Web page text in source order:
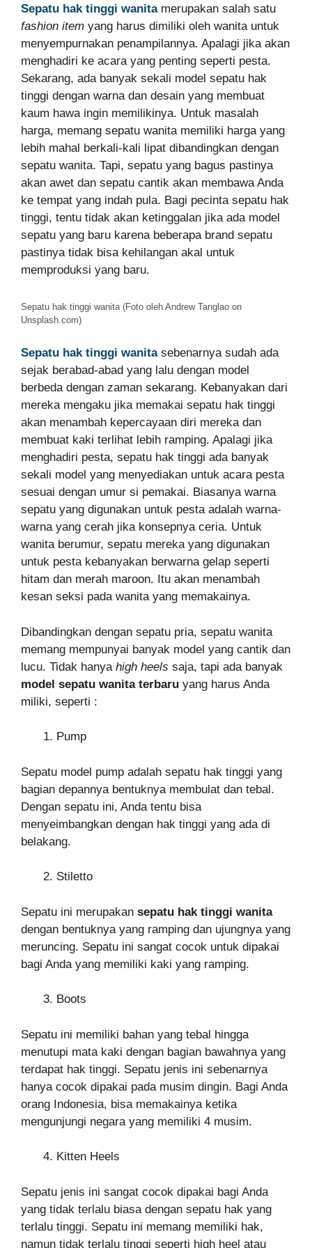
Sepatu hak tinggi wanita merupakan salah satu
fashion item yang harus dimiliki oleh wanita untuk
menyempurnakan penampilannya. Apalagi jika akan
menghadiri ke acara yang penting seperti pesta.
Sekarang, ada banyak sekali model sepatu hak
tinggi dengan warna dan desain yang membuat
kaum hawa ingin memilikinya. Untuk masalah
harga, memang sepatu wanita memiliki harga yang
lebih mahal berkali-kali lipat dibandingkan dengan
sepatu wanita. Tapi, sepatu yang bagus pastinya
akan awet dan sepatu cantik akan membawa Anda
ke tempat yang indah pula. Bagi pecinta sepatu hak
tinggi, tentu tidak akan ketinggalan jika ada model
sepatu yang baru karena beberapa brand sepatu
pastinya tidak bisa kehilangan akal untuk
memproduksi yang baru.
Sepatu hak tinggi wanita (Foto oleh Andrew Tanglao on
Unsplash.com)
Sepatu hak tinggi wanita sebenarnya sudah ada
sejak berabad-abad yang lalu dengan model
berbeda dengan zaman sekarang. Kebanyakan dari
mereka mengaku jika memakai sepatu hak tinggi
akan menambah kepercayaan diri mereka dan
membuat kaki terlihat lebih ramping. Apalagi jika
menghadiri pesta, sepatu hak tinggi ada banyak
sekali model yang menyediakan untuk acara pesta
sesuai dengan umur si pemakai. Biasanya warna
sepatu yang digunakan untuk pesta adalah warna-
warna yang cerah jika konsepnya ceria. Untuk
wanita berumur, sepatu mereka yang digunakan
untuk pesta kebanyakan berwarna gelap seperti
hitam dan merah maroon. Itu akan menambah
kesan seksi pada wanita yang memakainya.
Dibandingkan dengan sepatu pria, sepatu wanita
memang mempunyai banyak model yang cantik dan
lucu. Tidak hanya high heels saja, tapi ada banyak
model sepatu wanita terbaru yang harus Anda
miliki, seperti :
Pump
Sepatu model pump adalah sepatu hak tinggi yang
bagian depannya bentuknya membulat dan tebal.
Dengan sepatu ini, Anda tentu bisa
menyeimbangkan dengan hak tinggi yang ada di
belakang.
Stiletto
Sepatu ini merupakan sepatu hak tinggi wanita
dengan bentuknya yang ramping dan ujungnya yang
meruncing. Sepatu ini sangat cocok untuk dipakai
bagi Anda yang memiliki kaki yang ramping.
Boots
Sepatu ini memiliki bahan yang tebal hingga
menutupi mata kaki dengan bagian bawahnya yang
terdapat hak tinggi. Sepatu jenis ini sebenarnya
hanya cocok dipakai pada musim dingin. Bagi Anda
orang Indonesia, bisa memakainya ketika
mengunjungi negara yang memiliki 4 musim.
Kitten Heels
Sepatu jenis ini sangat cocok dipakai bagi Anda
yang tidak terlalu biasa dengan sepatu hak yang
terlalu tinggi. Sepatu ini memang memiliki hak,
namun tidak terlalu tinggi seperti high heel atau